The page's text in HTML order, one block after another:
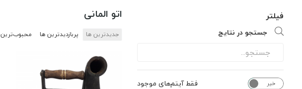
فیلتر
جستجو در نتایج
خیر فقط آیتم‌های موجود
اتو المانی
جدیدترین ها پربازدیدترین ها محبوب‌‌ترین